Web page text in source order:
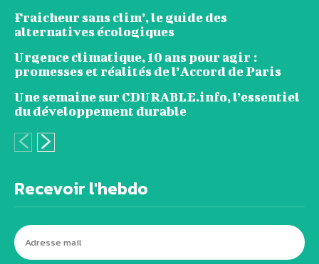
Fraicheur sans clim’, le guide des
alternatives écologiques
Urgence climatique, 10 ans pour agir :
promesses et réalités de l’Accord de Paris
Une semaine sur CDURABLE.info, l’essentiel
du développement durable
Recevoir l'hebdo